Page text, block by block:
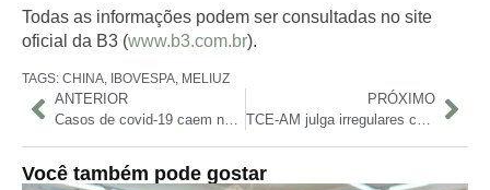
Todas as informações podem ser consultadas no site
oficial da B3 (www.b3.com.br).
TAGS: CHINA, IBOVESPA, MELIUZ
ANTERIOR
Casos de covid-19 caem no Brasil, mas vírus respiratórios preocupam autoridades de saúde
PRÓXIMO
TCE-AM julga irregulares contas da Câmara de Envira e determina devolução de R$ 110 mil
Você também pode gostar